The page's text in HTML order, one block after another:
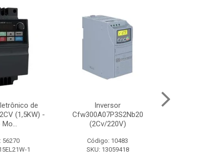
de
(1,5KW) -
56270
1
Inversor
Cfw300A07P3S2Nb20
(2Cv/220V)
Código: 10483
SKU: 13059418